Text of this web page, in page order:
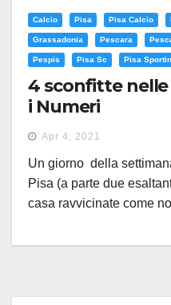
Calcio Pisa Pisa Calcio
Grassadonia Pescara
Pespis Pisa Sc Pisa
4 sconfitte
i Numeri
Apr 4, 2021
Un giorno della
Pisa (a parte due
casa ravvicinate come